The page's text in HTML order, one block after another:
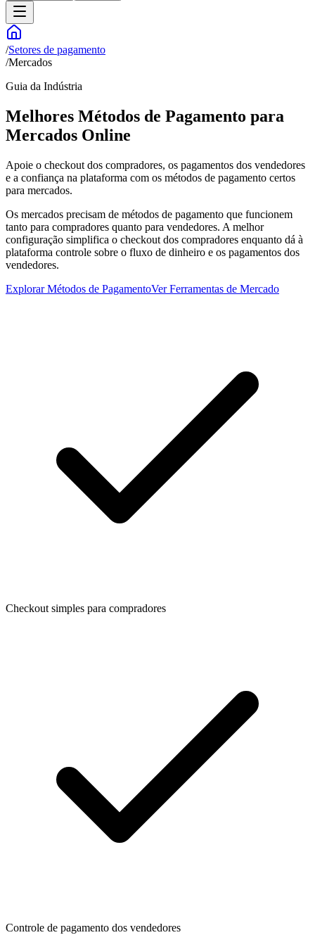
/Setores de pagamento
/Mercados
Guia da Indústria
Melhores Métodos de Pagamento para
Mercados Online
Apoie o checkout dos compradores, os pagamentos dos vendedores
e a confiança na plataforma com os métodos de pagamento certos
para mercados.
Os mercados precisam de métodos de pagamento que funcionem
tanto para compradores quanto para vendedores. A melhor
configuração simplifica o checkout dos compradores enquanto dá à
plataforma controle sobre o fluxo de dinheiro e os pagamentos dos
vendedores.
Explorar Métodos de PagamentoVer Ferramentas de Mercado
Checkout simples para compradores
Controle de pagamento dos vendedores